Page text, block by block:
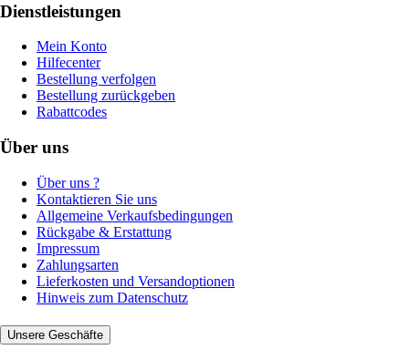
Dienstleistungen
Mein Konto
Hilfecenter
Bestellung verfolgen
Bestellung zurückgeben
Rabattcodes
Über uns
Über uns ?
Kontaktieren Sie uns
Allgemeine Verkaufsbedingungen
Rückgabe & Erstattung
Impressum
Zahlungsarten
Lieferkosten und Versandoptionen
Hinweis zum Datenschutz
Unsere Geschäfte